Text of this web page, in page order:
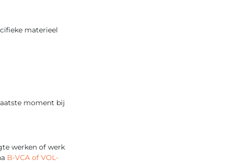
materieel
moment bij
werken of werk
B-VCA of VOL-